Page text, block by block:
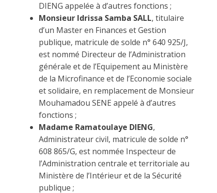
DIENG appelée à d’autres fonctions ;
Monsieur Idrissa Samba SALL, titulaire
d’un Master en Finances et Gestion
publique, matricule de solde n° 640 925/J,
est nommé Directeur de l’Administration
générale et de l’Equipement au Ministère
de la Microfinance et de l’Economie sociale
et solidaire, en remplacement de Monsieur
Mouhamadou SENE appelé à d’autres
fonctions ;
Madame Ramatoulaye DIENG,
Administrateur civil, matricule de solde n°
608 865/G, est nommée Inspecteur de
l’Administration centrale et territoriale au
Ministère de l’Intérieur et de la Sécurité
publique ;